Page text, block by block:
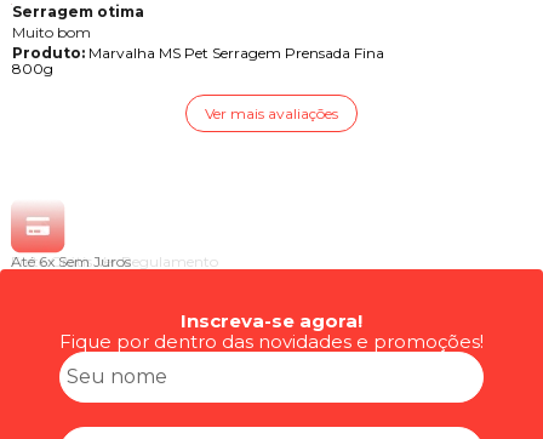
Serragem otima
Muito bom
Produto:Marvalha MS Pet Serragem Prensada Fina
800g
Ver mais avaliações
Até 6xSem Juros
Inscreva-se agora!
Fique por dentro das novidades e promoções!